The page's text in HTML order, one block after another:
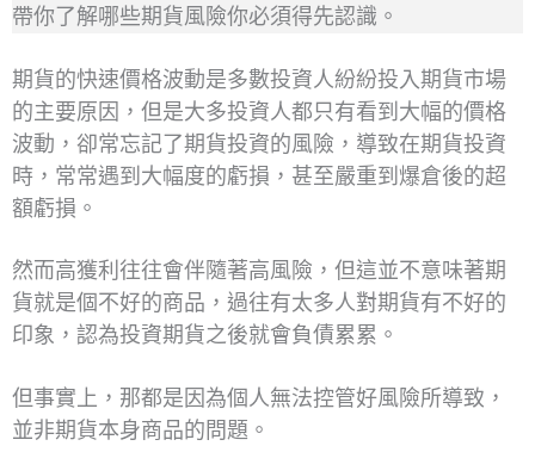
帶你了解哪些期貨風險你必須得先認識。
期貨的快速價格波動是多數投資人紛紛投入期貨市場
的主要原因，但是大多投資人都只有看到大幅的價格
波動，卻常忘記了期貨投資的風險，導致在期貨投資
時，常常遇到大幅度的虧損，甚至嚴重到爆倉後的超
額虧損。
然而高獲利往往會伴隨著高風險，但這並不意味著期
貨就是個不好的商品，過往有太多人對期貨有不好的
印象，認為投資期貨之後就會負債累累。
但事實上，那都是因為個人無法控管好風險所導致，
並非期貨本身商品的問題。